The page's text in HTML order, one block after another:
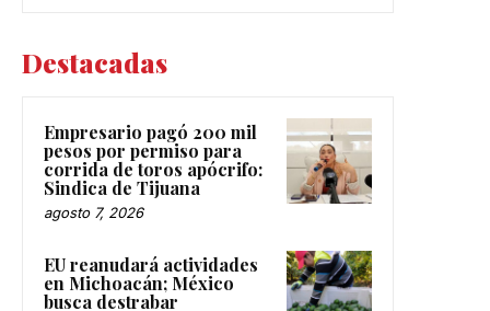
Destacadas
Empresario pagó 200 mil
pesos por permiso para
corrida de toros apócrifo:
Sindica de Tijuana
agosto 7, 2026
EU reanudará actividades
en Michoacán; México
busca destrabar